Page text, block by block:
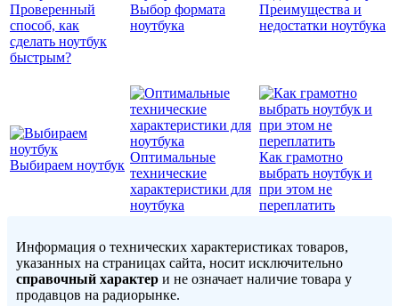
Проверенный
способ, как
сделать ноутбук
быстрым?
Выбор формата
ноутбука
Преимущества и
недостатки ноутбука
Выбираем ноутбук
Оптимальные
технические
характеристики для
ноутбука
Как грамотно
выбрать ноутбук и
при этом не
переплатить
Информация о технических характеристиках товаров,
указанных на страницах сайта, носит исключительно
справочный характер и не означает наличие товара у
продавцов на радиорынке.